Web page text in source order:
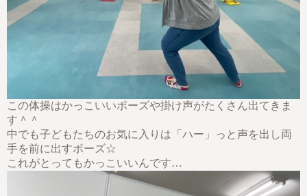
この体操はかっこいいポーズや掛け声がたくさん出てきま
す＾＾
中でも子どもたちのお気に入りは「ハー」っと声を出し両
手を前に出すポーズ☆
これがとってもかっこいいんです…